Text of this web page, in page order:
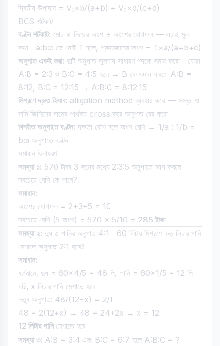
দ্বিতীয় উপাদান = V₁×b/(a+b) + V₂×d/(c+d)
BCS শর্টকাট
বণ্টন শর্টকাট: মোট × নিজের অংশ ÷ অংশের যোগফল — এটাই মূল
কথা। a:b:c তে মোট T হলে, প্রথমজনের অংশ = T×a/(a+b+c)
অনুপাত একই করা: দুটি অনুপাত তুলনায় সাধারণ পদকে সমান করো। যেমন
A:B = 2:3 ও B:C = 4:5 হলে → B কে সমান করতে A:B =
8:12, B:C = 12:15 → A:B:C = 8:12:15
মিশ্রণে দ্রুত হিসাব: alligation method ব্যবহার করো — সস্তা ও
দামি জিনিসের দামের পার্থক্য cross করে অনুপাত বের করো
বিপরীত অনুপাতে বণ্টন: দক্ষতা বেশি হলে অংশ বেশি → 1/a : 1/b =
b:a অনুপাতে বণ্টন
সমাধান উদাহরণ
সমস্যা ১: 570 টাকা 3 জনের মধ্যে 2:3:5 অনুপাতে ভাগ করলে
সবচেয়ে বেশি কে পাবে?
সমাধান:
অংশের যোগফল = 2+3+5 = 10
সবচেয়ে বেশি (5 অংশ) = 570 × 5/10 = 285 টাকা
সমস্যা ২: দুধ ও পানির অনুপাত 4:1। 60 লিটার মিশ্রণে কত লিটার পানি
মেশালে অনুপাত 2:1 হবে?
সমাধান:
বর্তমানে: দুধ = 60×4/5 = 48 লি, পানি = 60×1/5 = 12 লি
ধরি, x লিটার পানি মেশাতে হবে
নতুন অনুপাত: 48/(12+x) = 2/1
48 = 2(12+x) → 48 = 24+2x → x = 12
12 লিটার পানিমেশাতে হবে
সমস্যা ৩: A:B = 3:4 এবং B:C = 6:7 হলে A:B:C = ?